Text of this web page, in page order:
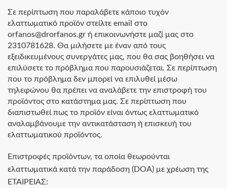
Σε περίπτωση που παραλάβετε κάποιο τυχόν
ελαττωματικό προϊόν στείλτε email στο
orfanos@drorfanos.gr ή επικοινωνήστε μαζί μας στο
2310781628. Θα μιλήσετε με έναν από τους
εξειδικευμένους συνεργάτες μας, που θα σας βοηθήσει να
επιλύσετε το πρόβλημα που παρουσιάζεται. Σε περίπτωση
που το πρόβλημα δεν μπορεί να επιλυθεί μέσω
τηλεφώνου θα πρέπει να αναλάβετε την επιστροφή του
προϊόντος στο κατάστημα μας. Σε περίπτωση που
διαπιστωθεί πως το προϊόν είναι όντως ελαττωματικό
αναλαμβάνουμε την αντικατάσταση ή επισκευή του
ελαττωματικού προϊόντος.
Επιστροφές προϊόντων, τα οποία θεωρούνται
ελαττωματικά κατά την παράδοση (DOA) με χρέωση της
ΕΤΑΙΡΕΙΑΣ: